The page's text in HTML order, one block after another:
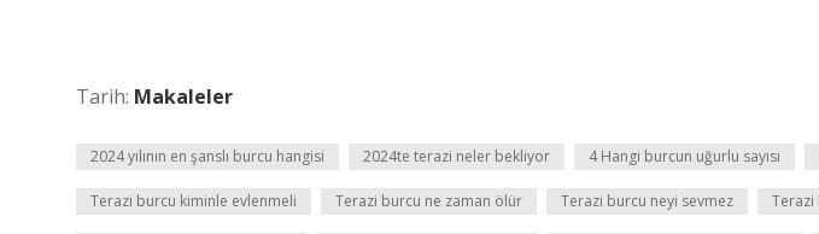
Tarih: Makaleler
2024 yılının en şanslı burcu hangisi 2024te terazi neler bekliyor 4 Hangi burcun uğurlu sayısı
Terazi burcu kiminle evlenmeli Terazi burcu ne zaman ölür Terazi burcu neyi sevmez Terazi